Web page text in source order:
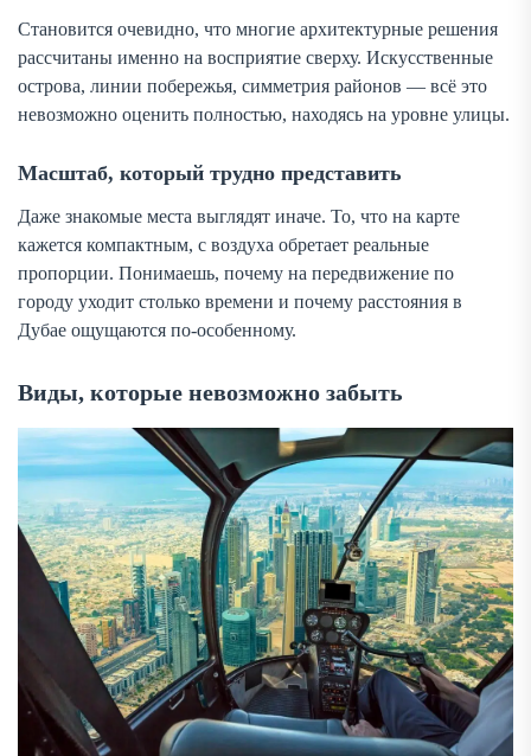
Становится очевидно, что многие архитектурные решения
рассчитаны именно на восприятие сверху. Искусственные
острова, линии побережья, симметрия районов — всё это
невозможно оценить полностью, находясь на уровне улицы.
Масштаб, который трудно представить
Даже знакомые места выглядят иначе. То, что на карте
кажется компактным, с воздуха обретает реальные
пропорции. Понимаешь, почему на передвижение по
городу уходит столько времени и почему расстояния в
Дубае ощущаются по-особенному.
Виды, которые невозможно забыть